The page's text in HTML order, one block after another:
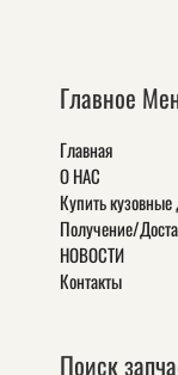
Главное
Главная
О НАС
Купить кузовные
Получение/
НОВОСТИ
Контакты
Поиск